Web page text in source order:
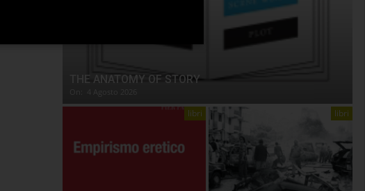
THE ANATOMY OF STORY
libri libri